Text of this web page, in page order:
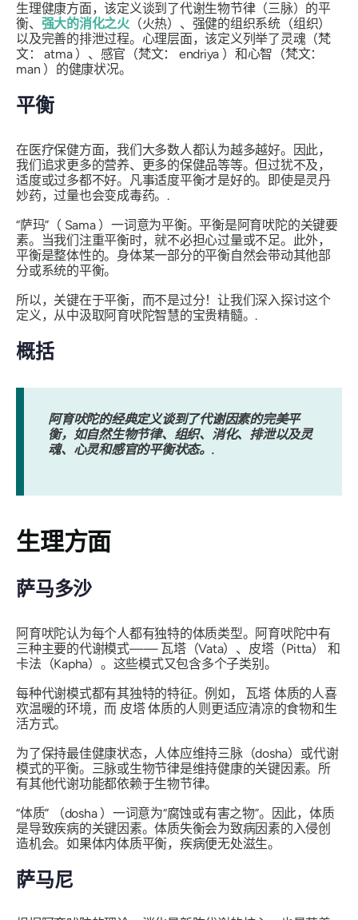
生理健康方面，该定义谈到了代谢生物节律（三脉）的平
衡、 强大的消化之火（火热）、强健的组织系统（组织）
以及完善的排泄过程。心理层面，该定义列举了灵魂（梵
文：atma）、感官（梵文： endriya ）和心智（梵文：
man ）的健康状况。
平衡
在医疗保健方面，我们大多数人都认为越多越好。因此，
我们追求更多的营养、更多的保健品等等。但过犹不及，
适度或过多都不好。凡事适度平衡才是好的。即使是灵丹
妙药，过量也会变成毒药。.
“萨玛”（ Sama）一词意为平衡。平衡是阿育吠陀的关键要
素。当我们注重平衡时，就不必担心过量或不足。此外，
平衡是整体性的。身体某一部分的平衡自然会带动其他部
分或系统的平衡。
所以，关键在于平衡，而不是过分！让我们深入探讨这个
定义，从中汲取阿育吠陀智慧的宝贵精髓。.
概括
阿育吠陀的经典定义谈到了代谢因素的完美平
衡，如自然生物节律、组织、消化、排泄以及灵
魂、心灵和感官的平衡状态。.
生理方面
萨马多沙
阿育吠陀认为每个人都有独特的体质类型。阿育吠陀中有
三种主要的代谢模式—— 瓦塔（Vata）、皮塔（Pitta） 和
卡法（Kapha） 。这些模式又包含多个子类别。
每种代谢模式都有其独特的特征。例如， 瓦塔体质的人喜
欢温暖的环境，而 皮塔体质的人则更适应清凉的食物和生
活方式。
为了保持最佳健康状态，人体应维持三脉（dosha） 或代谢
模式的平衡。
三脉或生物节律是维持健康的关键因素。所
有其他代谢功能都依赖于生物节律。
“体质”
（dosha）一词意为“腐蚀或有害之物”。因此， 体质
是导致疾病的关键因素。体质失衡会为致病因素的入侵创
造机会。如果体内体质平衡，疾病便无处滋生。
萨马尼